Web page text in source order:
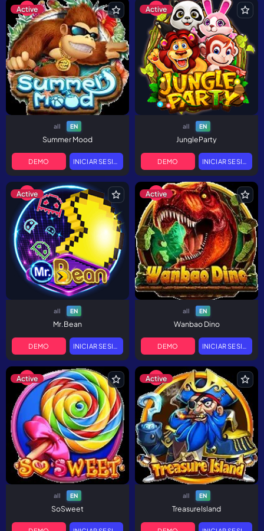
Active
all EN
Summer Mood
DEMO INICIAR SESIÓN
Active
all EN
JungleParty
DEMO INICIAR SESIÓN
Active
all EN
Mr.Bean
DEMO INICIAR SESIÓN
Active
all EN
Wanbao Dino
DEMO INICIAR SESIÓN
Active
all EN
SoSweet
Active
all EN
TreasureIsland